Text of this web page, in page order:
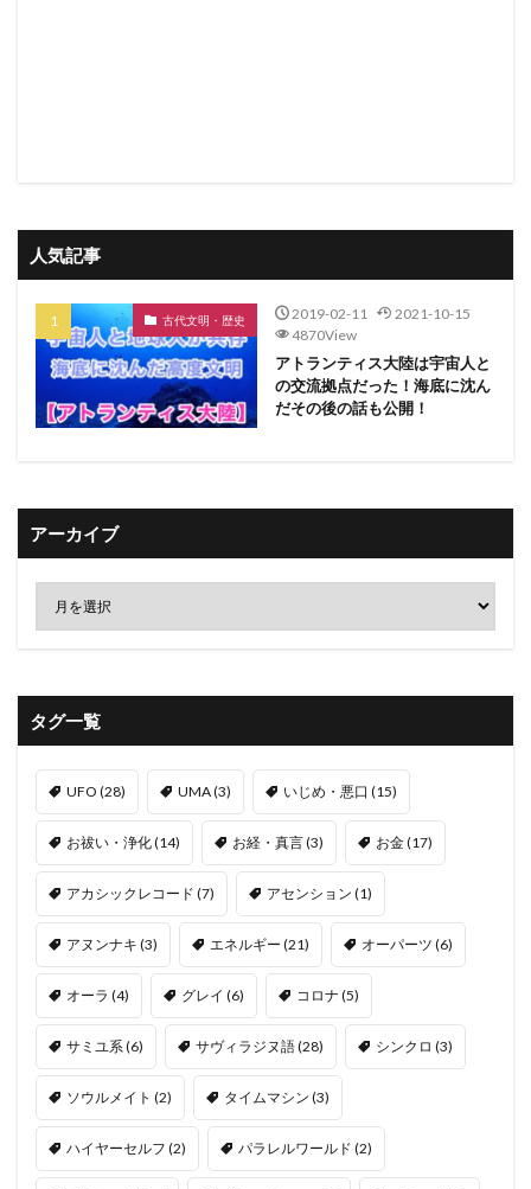
人気記事
古代文明・歴史 2019-02-11
2021-10-15
4870View
アトランティス大陸は宇宙人と
の交流拠点だった！海底に沈ん
だその後の話も公開！
アーカイブ
タグ一覧
UFO (28) UMA(3) いじめ・悪口 (15)
お祓い・浄化(14) お経・真言(3) お金(17)
アカシックレコード (7) アセンション (1)
アヌンナキ (3) エネルギー (21) オーパーツ (6)
オーラ (4) グレイ (6) コロナ (5)
サミユ系(6) サヴィラジヌ語(28) シンクロ (3)
ソウルメイト (2) タイムマシン (3)
ハイヤーセルフ (2) パラレルワールド (2)